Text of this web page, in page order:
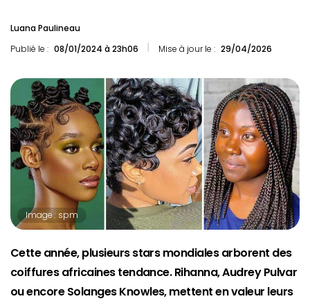
Luana Paulineau
Publié le : 08/01/2024 à 23h06 Mise à jour le : 29/04/2026
Image : spm
Cette année, plusieurs stars mondiales arborent des
coiffures africaines tendance. Rihanna, Audrey Pulvar
ou encore Solanges Knowles, mettent en valeur leurs